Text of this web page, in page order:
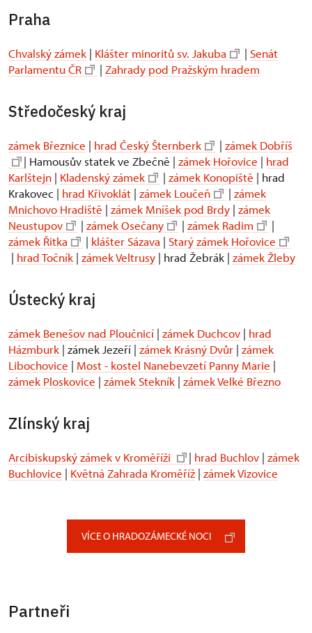
Praha
Chvalský zámek | Klášter minoritů sv. Jakuba | Senát
Parlamentu ČR
| Zahrady pod Pražským hradem
Středočeský kraj
zámek Březnice | hrad Český Šternberk | zámek Dobříš
| Hamousův statek ve Zbečně | zámek Hořovice | hrad
Karlštejn | Kladenský zámek | zámek Konopiště | hrad
Krakovec | hrad Křivoklát | zámek Loučeň | zámek
Mnichovo Hradiště | zámek Mníšek pod Brdy | zámek
Neustupov
| zámek Osečany | zámek Radim
|
zámek Řitka
| klášter Sázava | Starý zámek Hořovice
| hrad Točník | zámek Veltrusy | hrad Žebrák | zámek Žleby
Ústecký kraj
zámek Benešov nad Ploučnicí | zámek Duchcov | hrad
Házmburk | zámek Jezeří | zámek Krásný Dvůr | zámek
Libochovice | Most - kostel Nanebevzetí Panny Marie |
zámek Ploskovice | zámek Stekník | zámek Velké Březno
Zlínský kraj
Arcibiskupský zámek v Kroměříži | hrad Buchlov | zámek
Buchlovice | Květná Zahrada Kroměříž | zámek Vizovice
VÍCE O HRADOZÁMECKÉ NOCI
Partneři